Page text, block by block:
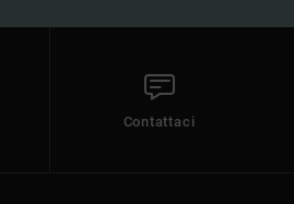
Contattaci